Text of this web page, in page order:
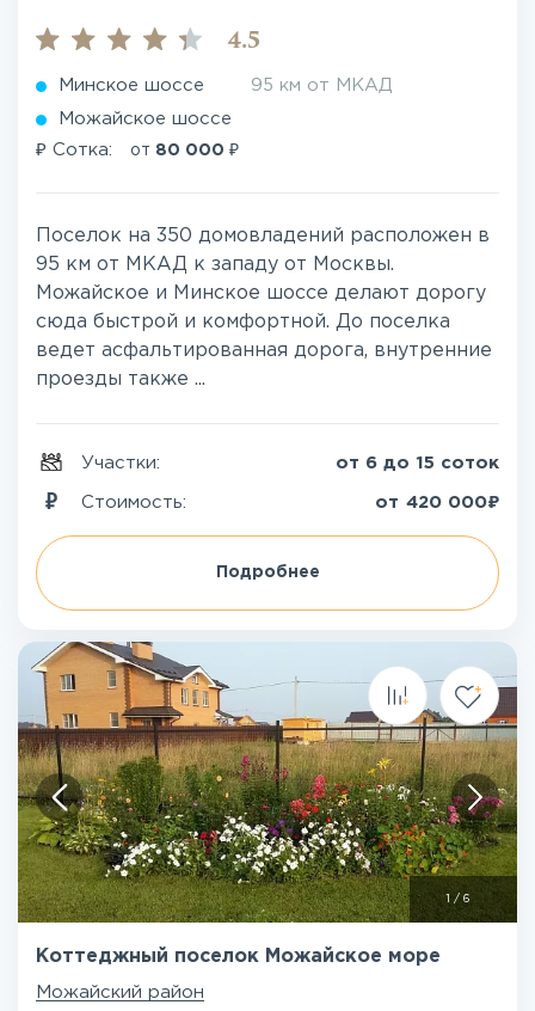
4.5
Минское шоссе 95 км от МКАД
Можайское шоссе
₽ Сотка: от 80 000 ₽
Поселок на 350 домовладений расположен в
95 км от МКАД к западу от Москвы.
Можайское и Минское шоссе делают дорогу
сюда быстрой и комфортной. До поселка
ведет асфальтированная дорога, внутренние
проезды также ...
Участки: от 6 до 15 соток
Стоимость: от 420 000₽
Подробнее
1 / 6
Коттеджный поселок Можайское море
Можайский район